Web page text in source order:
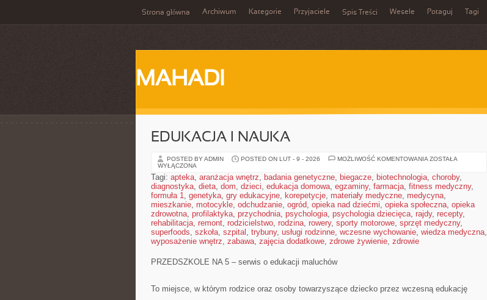
Strona główna Archiwum Kategorie Przyjaciele Spis Treści Wesele Potaguj Tagi
MAHADI
EDUKACJA I NAUKA
POSTED BY ADMIN POSTED ON LUT - 9 - 2026 MOŻLIWOŚĆ KOMENTOWANIA EDUKACJA
ZOSTAŁA
WYŁĄCZONA
Tagi: apteka, aranżacja wnętrz, badania genetyczne, biegacze, biotechnologia, choroby,
diagnostyka, dieta, dom, dzieci, edukacja domowa, egzaminy, farmacja, fitness medyczny,
formuła 1, genetyka, gry edukacyjne, korepetycje, materiały medyczne, medycyna,
mieszkanie, motocykle, odchudzanie, ogród, opieka nad dziećmi, opieka społeczna, opieka
zdrowotna, profilaktyka, przychodnia, psychologia, psychologia dziecięca, rajdy, recepty,
rehabilitacja, remont, rodzicielstwo, rodzina, rowery, sporty motorowe, sprzęt medyczny,
superfoods, szkoła, szpital , trybuny, usługi rodzinne, wczesne wychowanie, wiedza medyczna,
wyposażenie wnętrz, zabawa, zajęcia dodatkowe, zdrowe żywienie, zdrowie
PRZEDSZKOLE NA 5 – serwis o edukacji maluchów
To miejsce, w którym rodzice oraz osoby towarzyszące dziecko przez wczesną edukację